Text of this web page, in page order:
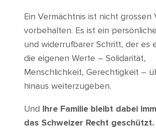
Ein Vermächtnis ist nicht grossen
vorbehalten. Es ist ein
und widerrufbarer Schritt, der es
die eigenen Werte – Solidarität,
Menschlichkeit, Gerechtigkeit –
hinaus weiterzugeben.
Und Ihre Familie bleibt dabei
das Schweizer Recht geschützt.